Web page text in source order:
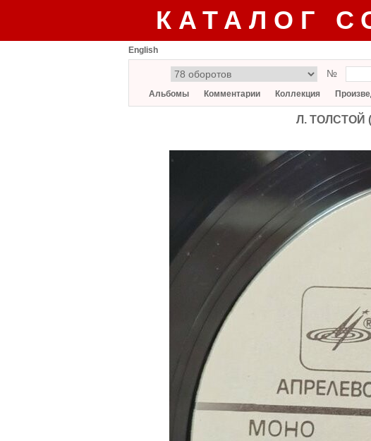
КАТАЛОГ
English
№
Альбомы Комментарии Коллекция
Л. ТОЛСТОЙ